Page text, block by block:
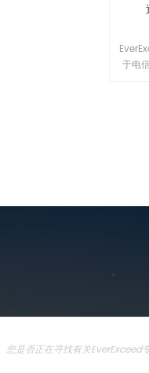
于电
统电
您是否正在寻找有关EverExceed